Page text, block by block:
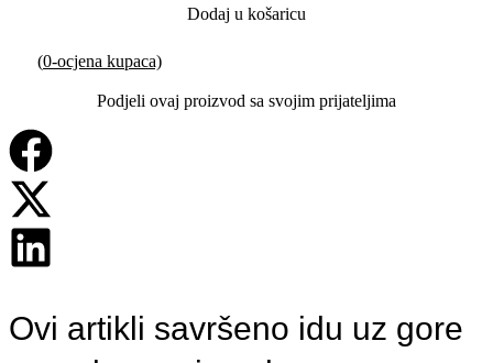
Dodaj u košaricu
(0-ocjena kupaca)
Podjeli ovaj proizvod sa svojim prijateljima
Ovi artikli savršeno idu uz gore